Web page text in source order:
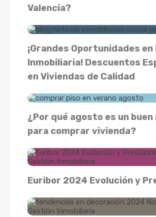
Valencia?
¡Grandes Oportunidades
Inmobiliaria! Descuentos
en Viviendas de Calidad
¿Por qué agosto es un buen
para comprar vivienda?
Euribor 2024 Evolución y